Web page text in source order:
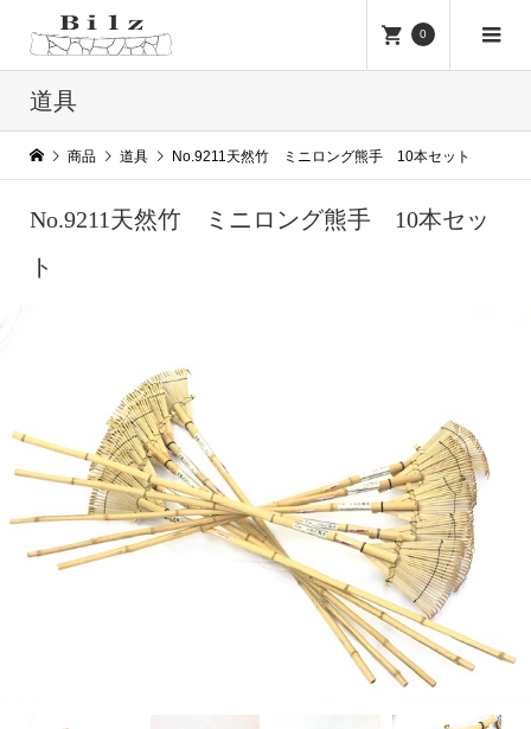
0
道具
商品 道具 No.9211天然竹 ミニロング熊手 10本セット
No.9211天然竹 ミニロング熊手 10本セッ
ト